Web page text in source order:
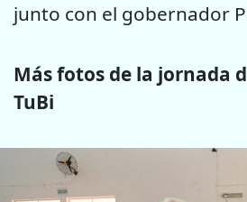
junto con el gobernador
Más fotos de la jornada
TuBi